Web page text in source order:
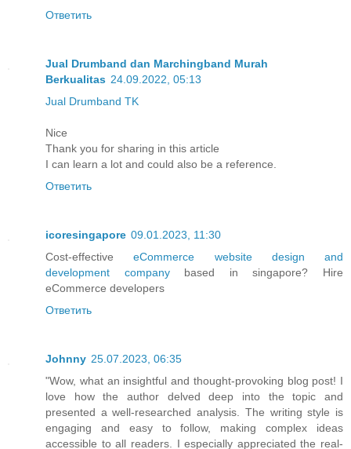
Ответить
Jual Drumband dan Marchingband Murah
Berkualitas 24.09.2022, 05:13
Jual Drumband TK
Nice
Thank you for sharing in this article
I can learn a lot and could also be a reference.
Ответить
icoresingapore 09.01.2023, 11:30
Cost-effectiveeCommerce website design and
development companybased in singapore? Hire
eCommerce developers
Ответить
Johnny 25.07.2023, 06:35
"Wow, what an insightful and thought-provoking blog post! I
love how the author delved deep into the topic and
presented a well-researched analysis. The writing style is
engaging and easy to follow, making complex ideas
accessible to all readers. I especially appreciated the real-